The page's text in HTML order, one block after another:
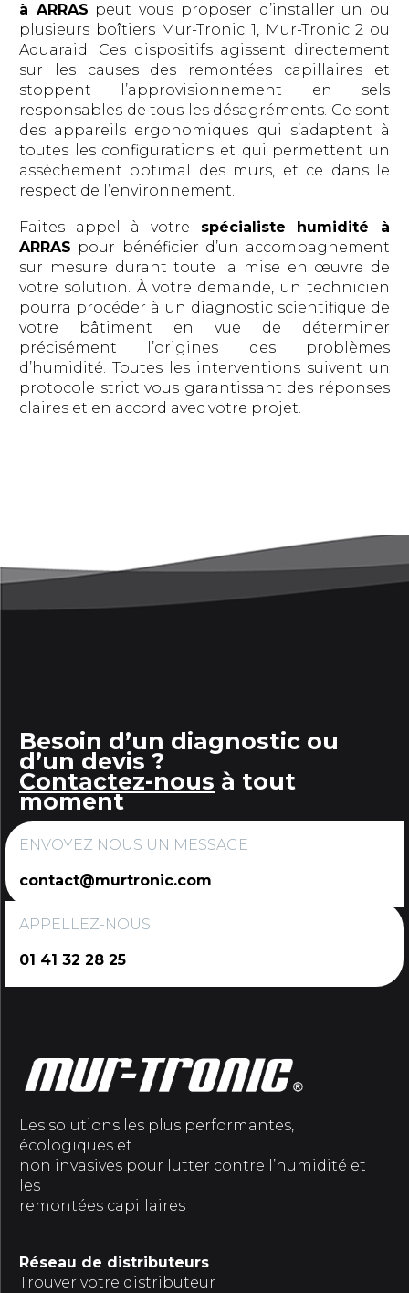
à ARRAS peut vous proposer d’installer un ou
plusieurs boîtiers Mur-Tronic 1, Mur-Tronic 2 ou
Aquaraid. Ces dispositifs agissent directement
sur les causes des remontées capillaires et
stoppent l’approvisionnement en sels
responsables de tous les désagréments. Ce sont
des appareils ergonomiques qui s’adaptent à
toutes les configurations et qui permettent un
assèchement optimal des murs, et ce dans le
respect de l’environnement.
Faites appel à votre spécialiste humidité à
ARRAS pour bénéficier d’un accompagnement
sur mesure durant toute la mise en œuvre de
votre solution. À votre demande, un technicien
pourra procéder à un diagnostic scientifique de
votre bâtiment en vue de déterminer
précisément l’origines des problèmes
d’humidité. Toutes les interventions suivent un
protocole strict vous garantissant des réponses
claires et en accord avec votre projet.
Besoin d’un diagnostic ou
d’un devis ?
Contactez-nous à tout
moment
ENVOYEZ NOUS UN MESSAGE
contact@murtronic.com
APPELLEZ-NOUS
01 41 32 28 25
Les solutions les plus performantes,
écologiques et
non invasives pour lutter contre l’humidité et
les
remontées capillaires
Réseau de distributeurs
Trouver votre distributeur